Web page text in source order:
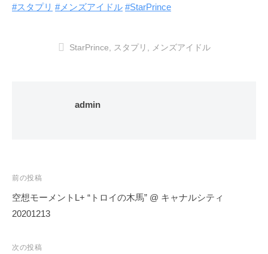
#スタプリ #メンズアイドル #StarPrince
StarPrince, スタプリ , メンズアイドル
admin
投
稿
ナ
ゲ
前の投稿
空想モーメントL+ “トロイの木馬” @ キャナルシティ
20201213
次の投稿